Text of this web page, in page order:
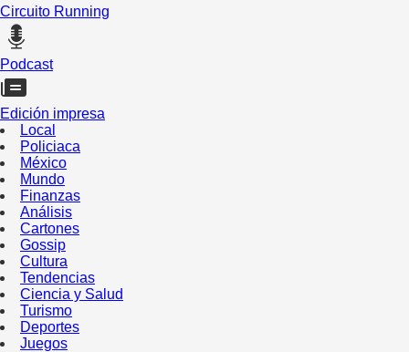
Circuito Running
Podcast
Edición impresa
Local
Policiaca
México
Mundo
Finanzas
Análisis
Cartones
Gossip
Cultura
Tendencias
Ciencia y Salud
Turismo
Deportes
Juegos